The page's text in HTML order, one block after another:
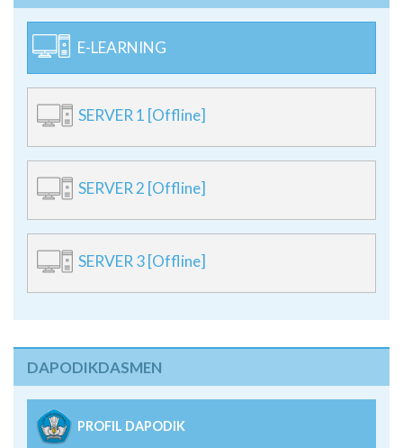
E-LEARNING
SERVER 1 [Offline]
SERVER 2 [Offline]
SERVER 3 [Offline]
DAPODIKDASMEN
PROFIL DAPODIK